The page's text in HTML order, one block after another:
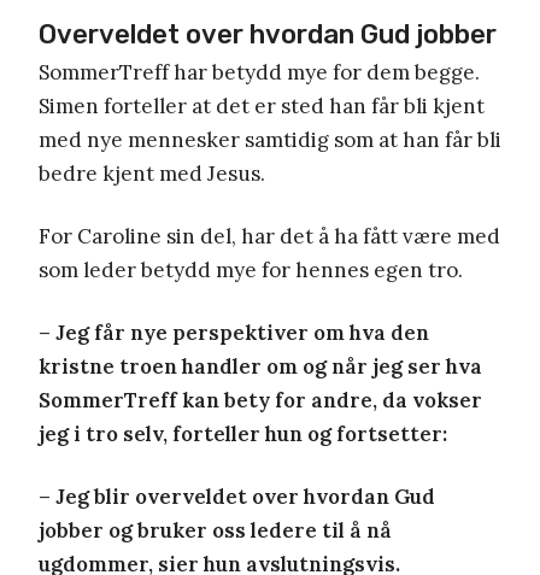
Overveldet over hvordan Gud jobber
SommerTreff har betydd mye for dem begge.
Simen forteller at det er sted han får bli kjent
med nye mennesker samtidig som at han får bli
bedre kjent med Jesus.
For Caroline sin del, har det å ha fått være med
som leder betydd mye for hennes egen tro.
– Jeg får nye perspektiver om hva den
kristne troen handler om og når jeg ser hva
SommerTreff kan bety for andre, da vokser
jeg i tro selv, forteller hun og fortsetter:
– Jeg blir overveldet over hvordan Gud
jobber og bruker oss ledere til å nå
ugdommer, sier hun avslutningsvis.